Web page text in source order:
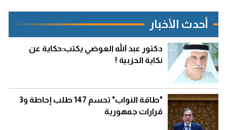
أحدث الأخبار
دكتور عبد الله العوضي يكتب:حكاية عن
نكاية الحزبية !
"طاقة النواب" تحسم 147 طلب إحاطة و3
قرارات جمهورية